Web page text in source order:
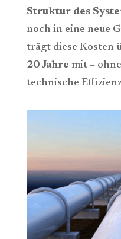
Struktur des
noch in eine neue
trägt diese Kosten
20 Jahre mit –
technische